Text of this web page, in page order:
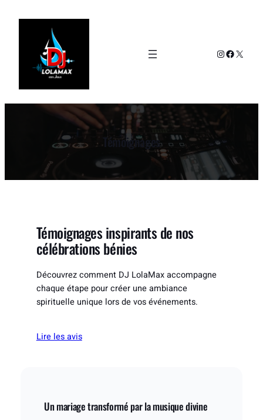
Instagram
X
Témoignages
Témoignages inspirants de nos
célébrations bénies
Découvrez comment DJ LolaMax accompagne
chaque étape pour créer une ambiance
spirituelle unique lors de vos événements.
Lire les avis
Un mariage transformé par la musique divine